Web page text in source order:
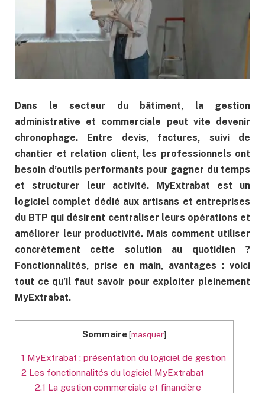
Dans le secteur du bâtiment, la gestion
administrative et commerciale peut vite devenir
chronophage. Entre devis, factures, suivi de
chantier et relation client, les professionnels ont
besoin d’outils performants pour gagner du temps
et structurer leur activité. MyExtrabat est un
logiciel complet dédié aux artisans et entreprises
du BTP qui désirent centraliser leurs opérations et
améliorer leur productivité. Mais comment utiliser
concrètement cette solution au quotidien ?
Fonctionnalités, prise en main, avantages : voici
tout ce qu’il faut savoir pour exploiter pleinement
MyExtrabat.
Sommaire[masquer]
1 MyExtrabat : présentation du logiciel de gestion
2 Les fonctionnalités du logiciel MyExtrabat
2.1 La gestion commerciale et financière